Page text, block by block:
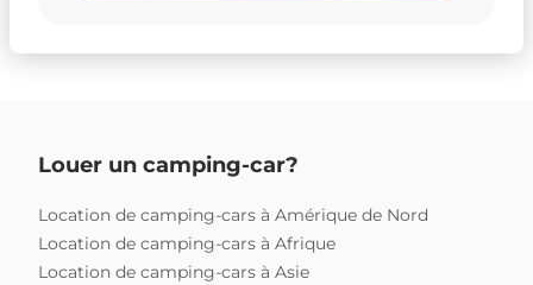
Louer un camping-car?
Location de camping-cars à Amérique de Nord
Location de camping-cars à Afrique
Location de camping-cars à Asie